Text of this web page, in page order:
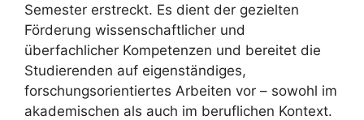
Semester erstreckt. Es dient der gezielten
Förderung wissenschaftlicher und
überfachlicher Kompetenzen und bereitet die
Studierenden auf eigenständiges,
forschungsorientiertes Arbeiten vor – sowohl im
akademischen als auch im beruflichen Kontext.